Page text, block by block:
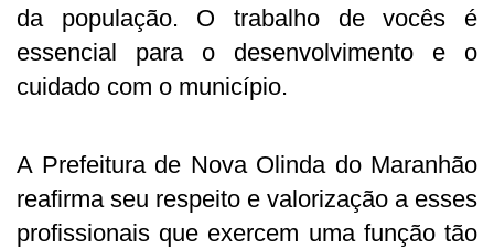
da população. O trabalho de vocês é
essencial para o desenvolvimento e o
cuidado com o município.
A Prefeitura de Nova Olinda do Maranhão
reafirma seu respeito e valorização a esses
profissionais que exercem uma função tão